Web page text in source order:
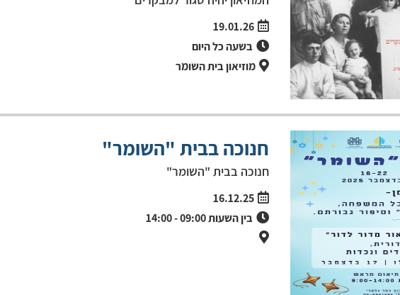
19.01.26
בשעהכל היום
מוזיאון בית השומר
חנוכה בבית "השומר"
חנוכה בבית "השומר"
16.12.25
בין השעות09:00
-
14:00